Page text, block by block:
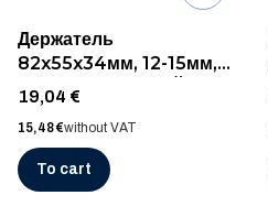
Держатель
82x55x34мм, 12-15мм,
AISI 316, ЗОЛОТОЙ
ШЛИФ
Price
19,04 €
Price
15,48 €without VAT
To cart